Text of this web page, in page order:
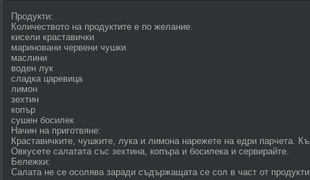
Продукти:
Количеството на продуктите е по желание.
кисели краставички
мариновани червени чушки
маслини
воден лук
сладка царевица
лимон
зехтин
копър
сушен босилек
Начин на приготвяне:
Краставичките, чушките, лука и лимона нарежете на едри парчета.
Овкусете салатата със зехтина, копъра и босилека и сервирайте.
Бележки:
Салата не се осолява заради съдържащата се сол в част от